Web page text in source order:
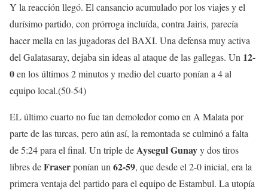
Y la reacción llegó. El cansancio acumulado por los viajes y el
durísimo partido, con prórroga incluída, contra Jairis, parecía
hacer mella en las jugadoras del BAXI. Una defensa muy activa
del Galatasaray, dejaba sin ideas al ataque de las gallegas. Un 12-
0en los últimos 2 minutos y medio del cuarto ponían a 4 al
equipo local.(50-54)
EL último cuarto no fue tan demoledor como en A Malata por
parte de las turcas, pero aún así, la remontada se culminó a falta
de 5:24 para el final. Un triple deAysegul Gunayy dos tiros
libres deFraserponían un 62-59, que desde el 2-0 inicial, era la
primera ventaja del partido para el equipo de Estambul. La utopía